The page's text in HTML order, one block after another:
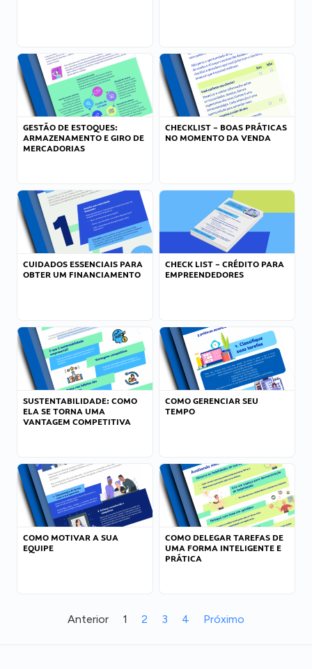
GESTÃO DE ESTOQUES:
ARMAZENAMENTO E GIRO DE
MERCADORIAS
CHECKLIST – BOAS PRÁTICAS
NO MOMENTO DA VENDA
CUIDADOS ESSENCIAIS PARA
OBTER UM FINANCIAMENTO
CHECK LIST – CRÉDITO PARA
EMPREENDEDORES
SUSTENTABILIDADE: COMO
ELA SE TORNA UMA
VANTAGEM COMPETITIVA
COMO GERENCIAR SEU
TEMPO
COMO MOTIVAR A SUA
EQUIPE
COMO DELEGAR TAREFAS DE
UMA FORMA INTELIGENTE E
PRÁTICA
Anterior 1 2 3 4 Próximo